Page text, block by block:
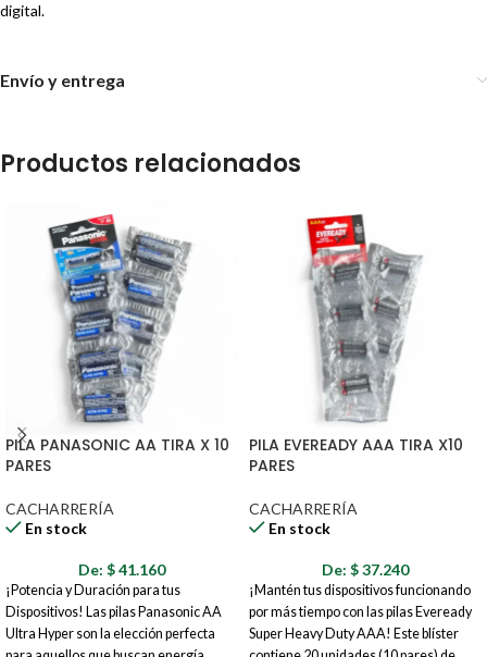
digital.
Envío y entrega
Productos relacionados
PILA PANASONIC AA TIRA X 10
PARES
CACHARRERÍA
En stock
De: $41.160
¡Potencia y Duración para tus
Dispositivos! Las pilas Panasonic AA
Ultra Hyper son la elección perfecta
PILA EVEREADY AAA TIRA X10
PARES
CACHARRERÍA
En stock
De: $37.240
¡Mantén tus dispositivos funcionando
por más tiempo con las pilas Eveready
Super Heavy Duty AAA! Este blíster